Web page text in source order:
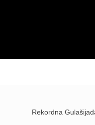
Rekordna